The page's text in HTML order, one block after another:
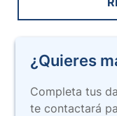
¿Quieres
Completa tus
te contactará